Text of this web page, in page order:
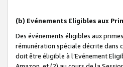
(b) Evénements Eligibles aux
Des événements éligibles aux
rémunération spéciale décrite dans
doit être éligible à l’Evénement